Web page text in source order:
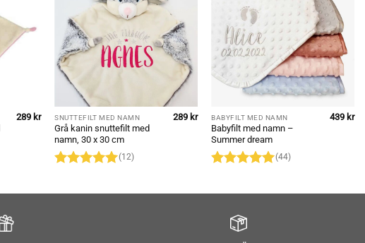
289 kr SNUTTEFILT MED NAMN
Grå kanin snuttefilt med
namn, 30 x 30 cm
(12)
289 kr BABYFILT MED NAMN
Babyfilt med namn –
Summer dream
(44)
439 kr